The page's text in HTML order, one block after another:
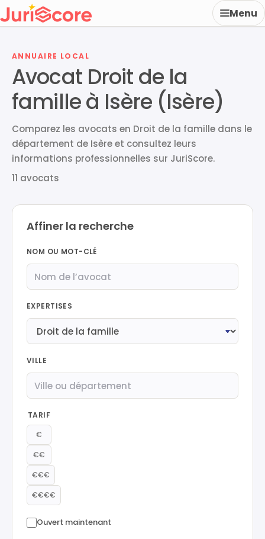
Menu
ANNUAIRE LOCAL
Avocat Droit de la
famille à Isère (Isère)
Comparez les avocats en Droit de la famille dans le
département de Isère et consultez leurs
informations professionnelles sur JuriScore.
11 avocats
Affiner la recherche
NOM OU MOT-CLÉ
EXPERTISES
VILLE
TARIF
€
€€
€€€
€€€€
Ouvert maintenant